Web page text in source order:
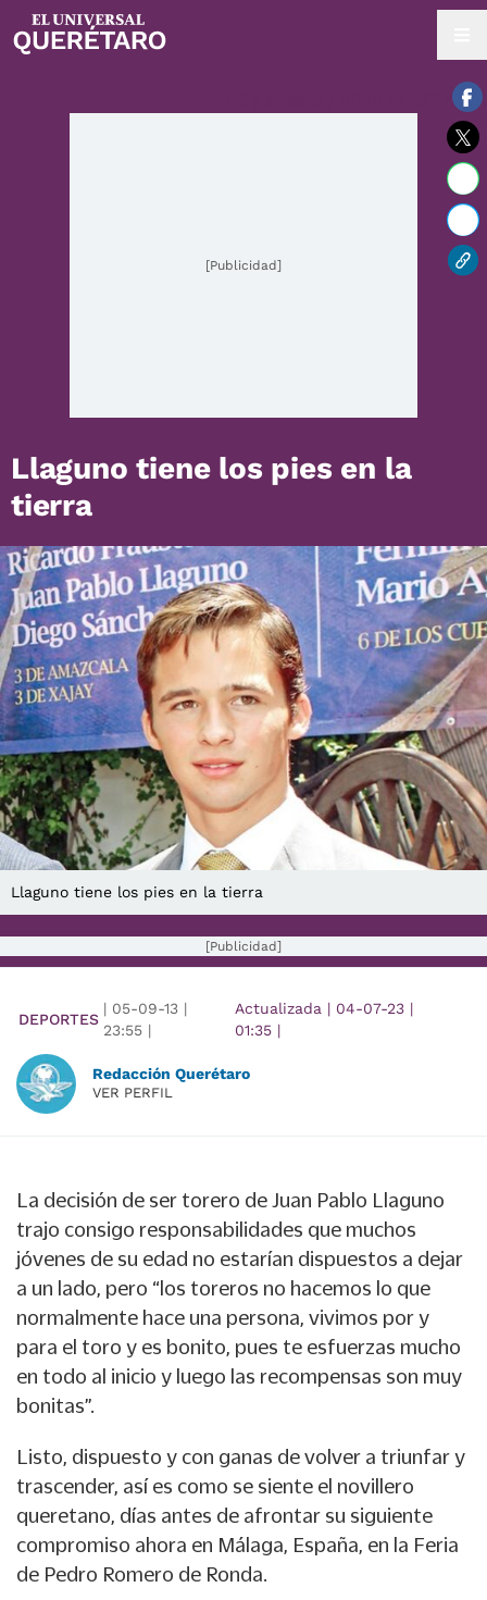
05 / agosto / 2026 | 17:57 hrs.
[Publicidad]
Llaguno tiene los pies en la
tierra
Llaguno tiene los pies en la tierra
[Publicidad]
DEPORTES
| 05-09-13 |
23:55 |
Actualizada | 04-07-23 |
01:35 |
Redacción Querétaro
VER PERFIL
La decisión de ser torero de Juan Pablo Llaguno
trajo consigo responsabilidades que muchos
jóvenes de su edad no estarían dispuestos a dejar
a un lado, pero “los toreros no hacemos lo que
normalmente hace una persona, vivimos por y
para el toro y es bonito, pues te esfuerzas mucho
en todo al inicio y luego las recompensas son muy
bonitas”.
Listo, dispuesto y con ganas de volver a triunfar y
trascender, así es como se siente el novillero
queretano, días antes de afrontar su siguiente
compromiso ahora en Málaga, España, en la Feria
de Pedro Romero de Ronda.